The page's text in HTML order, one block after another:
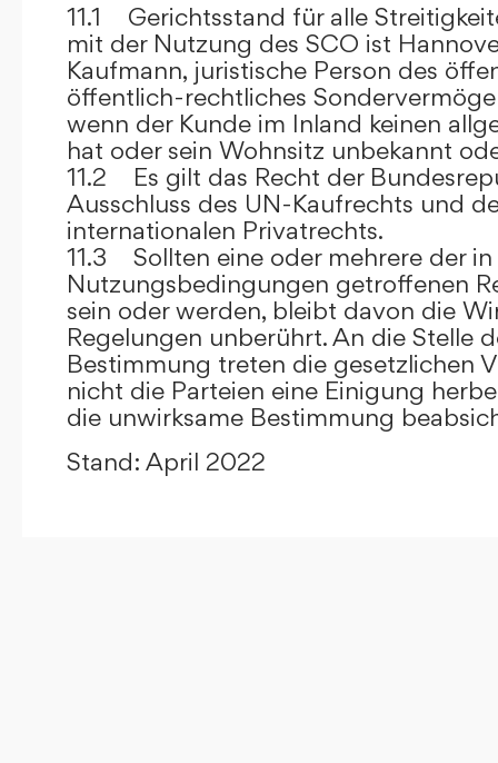
11.1 Gerichtsstand für alle
mit der Nutzung des SCO ist
Kaufmann, juristische Person des
öffentlich-rechtliches
wenn der Kunde im Inland keinen
hat oder sein Wohnsitz unbekannt
11.2 Es gilt das Recht der
Ausschluss des UN-Kaufrechts und
internationalen Privatrechts.
11.3 Sollten eine oder mehrere der in
Nutzungsbedingungen getroffenen
sein oder werden, bleibt davon die
Regelungen unberührt. An die Stelle
Bestimmung treten die gesetzlichen
nicht die Parteien eine Einigung
die unwirksame Bestimmung
Stand: April 2022